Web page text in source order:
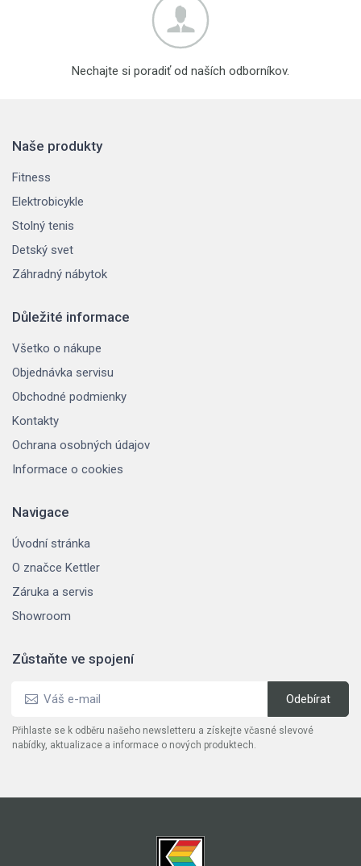
Nechajte si poradiť od naších odborníkov.
Naše produkty
Fitness
Elektrobicykle
Stolný tenis
Detský svet
Záhradný nábytok
Důležité informace
Všetko o nákupe
Objednávka servisu
Obchodné podmienky
Kontakty
Ochrana osobných údajov
Informace o cookies
Navigace
Úvodní stránka
O značce Kettler
Záruka a servis
Showroom
Zůstaňte ve spojení
Přihlaste se k odběru našeho newsletteru a získejte včasné slevové
nabídky, aktualizace a informace o nových produktech.